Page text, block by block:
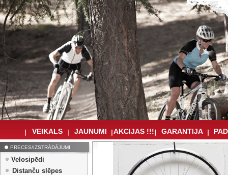
VEIKALS JAUNUMI AKCIJAS !!! GARANTIJA
PRECES/IZSTRĀDĀJUMI
Velosipēdi
Distanču slēpes